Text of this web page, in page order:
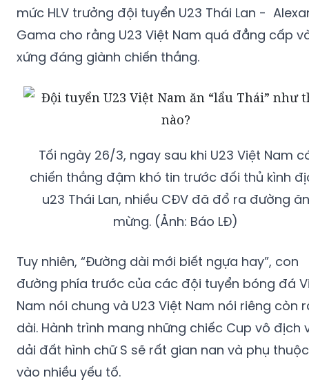
mức HLV trưởng đội tuyển U23 Thái Lan -
Gama cho rằng U23 Việt Nam quá đẳng cấp
xứng đáng giành chiến thắng.
Tối ngày 26/3, ngay sau khi U23 Việt Nam
chiến thắng đậm khó tin trước đối thủ kình
u23 Thái Lan, nhiều CĐV đã đổ ra đường ăn
mừng. (Ảnh: Báo LĐ)
Tuy nhiên, “Đường dài mới biết ngựa hay”, con
đường phía trước của các đội tuyển bóng đá
Nam nói chung và U23 Việt Nam nói riêng còn
dài. Hành trình mang những chiếc Cup vô địch
dải đất hình chữ S sẽ rất gian nan và phụ thuộc
vào nhiều yếu tố.